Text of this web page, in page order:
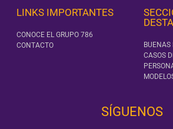
LINKS IMPORTANTES
CONOCE EL GRUPO 786
CONTACTO
CASOS
SÍGUENOS‎